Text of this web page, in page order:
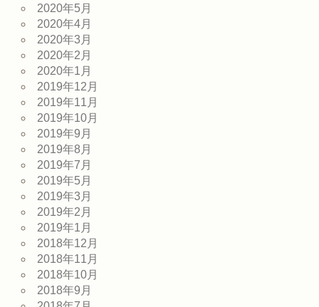
2020年5月
2020年4月
2020年3月
2020年2月
2020年1月
2019年12月
2019年11月
2019年10月
2019年9月
2019年8月
2019年7月
2019年5月
2019年3月
2019年2月
2019年1月
2018年12月
2018年11月
2018年10月
2018年9月